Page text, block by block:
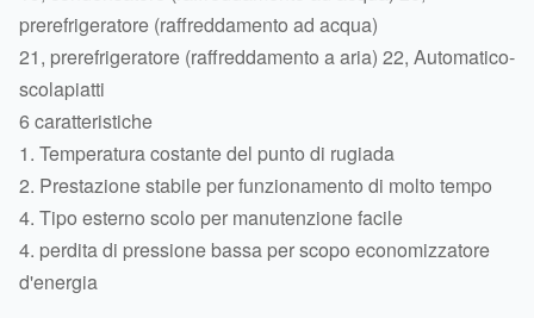
prerefrigeratore (raffreddamento ad acqua)
21, prerefrigeratore (raffreddamento a aria) 22, Automatico-
scolapiatti
6 caratteristiche
1. Temperatura costante del punto di rugiada
2. Prestazione stabile per funzionamento di molto tempo
4. Tipo esterno scolo per manutenzione facile
4. perdita di pressione bassa per scopo economizzatore
d'energia